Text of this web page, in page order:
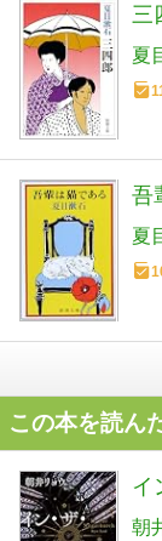
三
夏
吾
夏
この本を読ん
イ
朝